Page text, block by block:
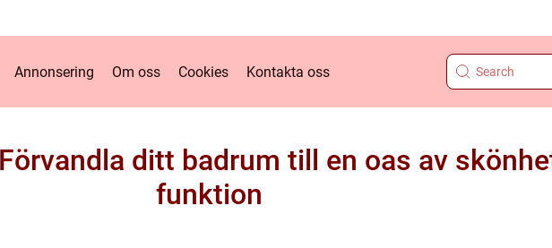
Annonsering Om oss Cookies Kontakta oss
ditt badrum till en oas av
funktion